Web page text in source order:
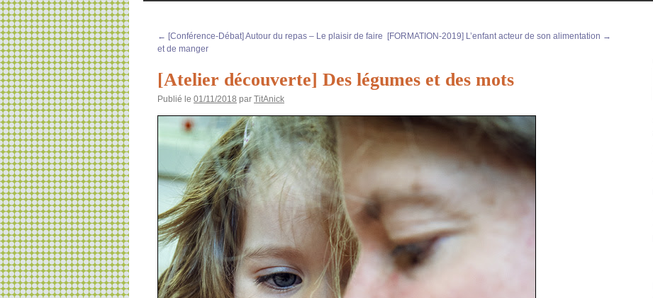
← [Conférence-Débat] Autour du repas – Le plaisir de faire
et de manger
[FORMATION-2019] L’enfant acteur de son alimentation →
[Atelier découverte] Des légumes et des mots
Publié le 01/11/2018 par TitAnick